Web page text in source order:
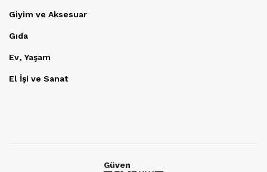
Giyim ve Aksesuar
Gıda
Ev, Yaşam
El İşi ve Sanat
Güven